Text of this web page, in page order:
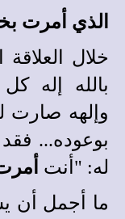
الذي أمرت
خلال
بالله إله
وإلهه صارت
بوعوده...
له: "أنت
ما أجمل أن